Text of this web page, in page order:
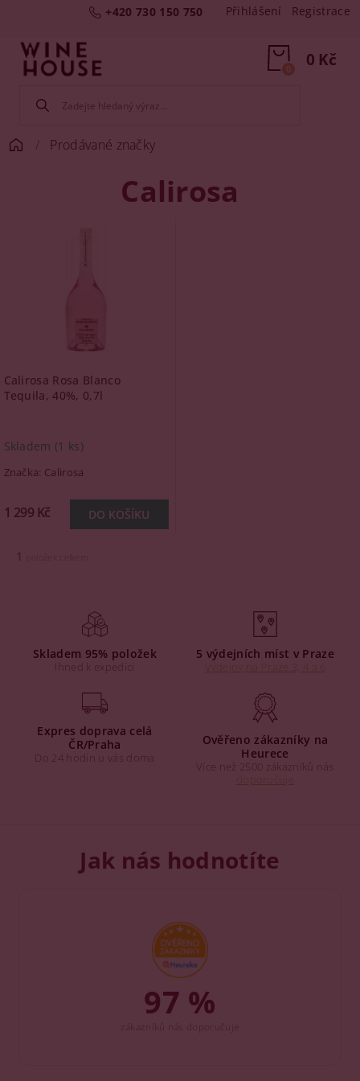
+420 730 150 750 Přihlášení Registrace
0 Kč
0
Prodávané značky
Calirosa
Calirosa Rosa Blanco
Tequila, 40%, 0,7l
Skladem (1 ks)
Značka: Calirosa
1 299 Kč
1
Skladem 95% položek
Ihned k expedici
5 výdejních míst v Praze
Expres doprava celá
ČR/Praha
Do 24 hodin u vás doma
Ověřeno zákazníky na
Heurece
Více než 2500 zákazníků nás
Jak nás hodnotíte
97 %